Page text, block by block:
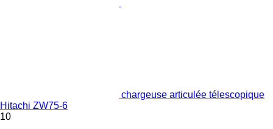
chargeuse articulée télescopique
Hitachi ZW75-6
10